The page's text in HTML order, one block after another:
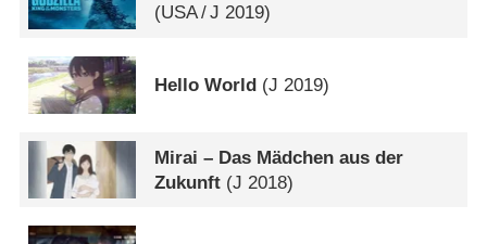
(USA/J 2019)
Hello World (J 2019)
Mirai – Das Mädchen aus der
Zukunft (J 2018)